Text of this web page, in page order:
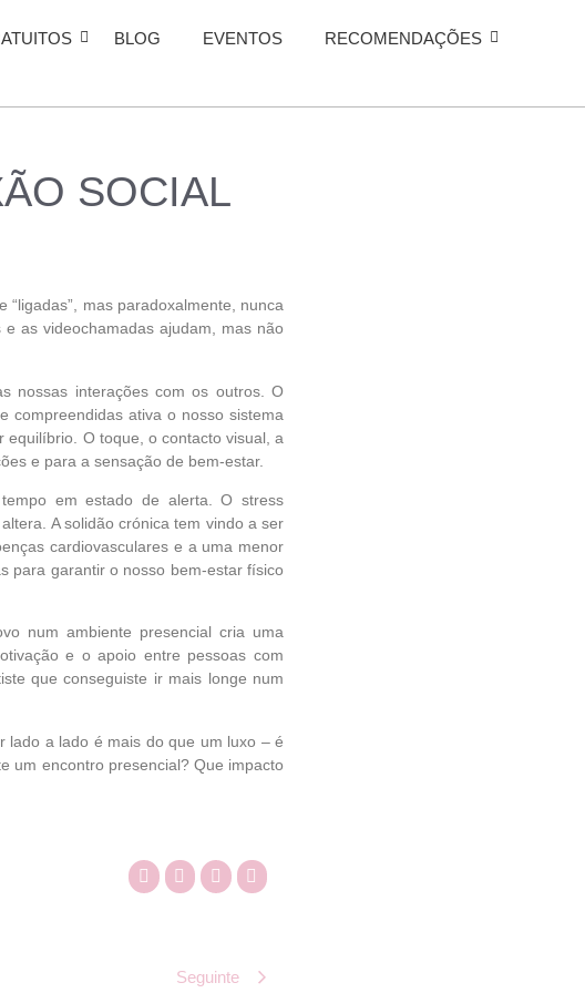
BLOG EVENTOS RECOMENDAÇÕES
SOCIAL
mas paradoxalmente, nunca
as videochamadas ajudam, mas não
nossas interações com os outros. O
compreendidas ativa o nosso sistema
O toque, o contacto visual, a
e para a sensação de bem-estar.
em estado de alerta. O stress
A solidão crónica tem vindo a ser
cardiovasculares e a uma menor
para garantir o nosso bem-estar físico
num ambiente presencial cria uma
e o apoio entre pessoas com
que conseguiste ir mais longe num
lado a lado é mais do que um luxo – é
um encontro presencial? Que impacto
Seguinte